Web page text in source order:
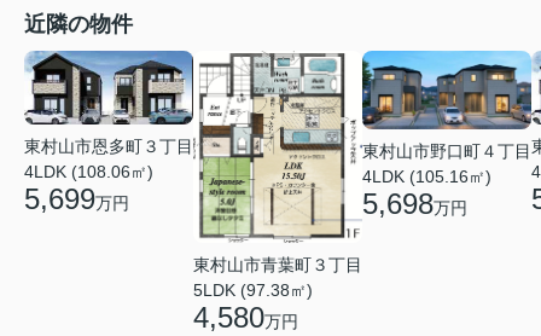
近隣の物件
東村山市恩多町３丁目
4LDK (108.06㎡)
5,699万円
東村山市青葉町３丁目
5LDK (97.38㎡)
4,580万円
東村山市野口町４丁目
4LDK (105.16㎡)
5,698万円